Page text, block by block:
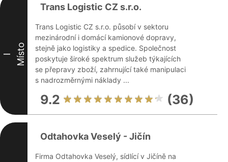
I Místo
Trans Logistic CZ s.r.o.
Trans Logistic CZ s.r.o. působí v sektoru
mezinárodní i domácí kamionové dopravy,
stejně jako logistiky a spedice. Společnost
poskytuje široké spektrum služeb týkajících
se přepravy zboží, zahrnující také manipulaci
s nadrozměrnými náklady ...
9.2 (36)
Odtahovka Veselý - Jičín
Firma Odtahovka Veselý, sídlící v Jičíně na